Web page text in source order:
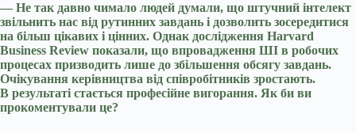
— Не так давно чимало людей думали, що штучний інтелект
звільнить нас від рутинних завдань і дозволить зосередитися
на більш цікавих і цінних. Однак дослідження Harvard
Business Review показали, що впровадження ШІ в робочих
процесах призводить лише до збільшення обсягу завдань.
Очікування керівництва від співробітників зростають.
В результаті стається професійне вигорання. Як би ви
прокоментували це?